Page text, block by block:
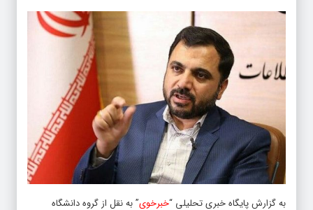
به گزارش پایگاه خبری تحلیلی “خبرخوی” به نقل از گروه دانشگاه